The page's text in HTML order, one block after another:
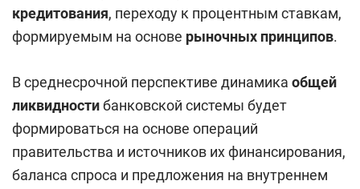
кредитования, переходу к процентным ставкам,
формируемым на основе рыночных принципов.
В среднесрочной перспективе динамика общей
ликвидностибанковской системы будет
формироваться на основе операций
правительства и источников их финансирования,
баланса спроса и предложения на внутреннем